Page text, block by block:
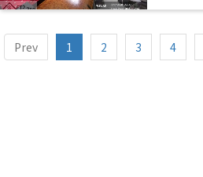
Prev 1 2 3 4